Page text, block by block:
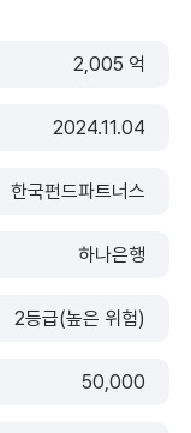
2,005 억
2024.11.04
한국펀드파트너스
하나은행
2등급(높은 위험)
50,000